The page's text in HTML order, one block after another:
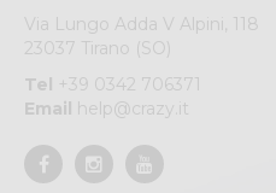
Via Lungo Adda V Alpini, 118
23037 Tirano (SO)
Tel +39 0342 706371
Email help@crazy.it